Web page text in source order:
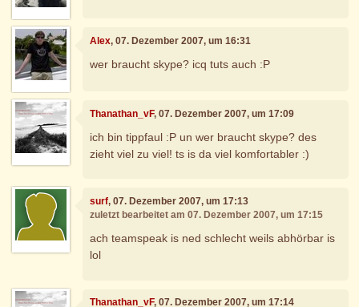
Alex, 07. Dezember 2007, um 16:31
wer braucht skype? icq tuts auch :P
Thanathan_vF, 07. Dezember 2007, um 17:09
ich bin tippfaul :P un wer braucht skype? des
zieht viel zu viel! ts is da viel komfortabler :)
surf, 07. Dezember 2007, um 17:13
zuletzt bearbeitet am 07. Dezember 2007, um 17:15
ach teamspeak is ned schlecht weils abhörbar is
lol
Thanathan_vF, 07. Dezember 2007, um 17:14